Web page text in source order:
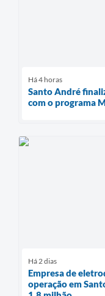
Há 4 horas
Santo André
com o programa
Há 2 dias
Empresa de
operação em